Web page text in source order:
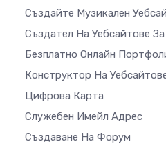
Създайте Музикален
Създател На Уебсайтове
Безплатно Онлайн
Конструктор На
Цифрова Карта
Служебен Имейл Адрес
Създаване На Форум